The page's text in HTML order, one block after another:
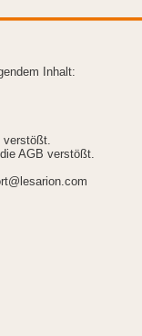
Inhalt:
verstößt.
AGB verstößt.